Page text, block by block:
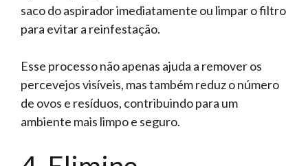
saco do aspirador imediatamente ou limpar o filtro
para evitar a reinfestação.
Esse processo não apenas ajuda a remover os
percevejos visíveis, mas também reduz o número
de ovos e resíduos, contribuindo para um
ambiente mais limpo e seguro.